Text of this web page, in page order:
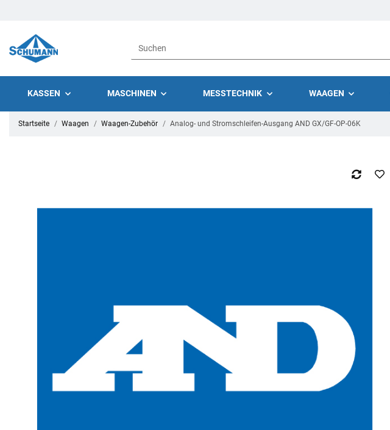
KASSEN MASCHINEN MESSTECHNIK WAAGEN
Startseite Waagen Waagen-Zubehör Analog- und Stromschleifen-Ausgang AND GX/GF-OP-06K